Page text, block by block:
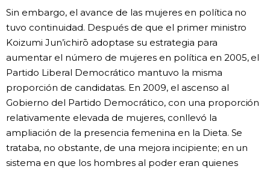
Sin embargo, el avance de las mujeres en política no
tuvo continuidad. Después de que el primer ministro
Koizumi Jun’ichirō adoptase su estrategia para
aumentar el número de mujeres en política en 2005, el
Partido Liberal Democrático mantuvo la misma
proporción de candidatas. En 2009, el ascenso al
Gobierno del Partido Democrático, con una proporción
relativamente elevada de mujeres, conllevó la
ampliación de la presencia femenina en la Dieta. Se
trataba, no obstante, de una mejora incipiente; en un
sistema en que los hombres al poder eran quienes